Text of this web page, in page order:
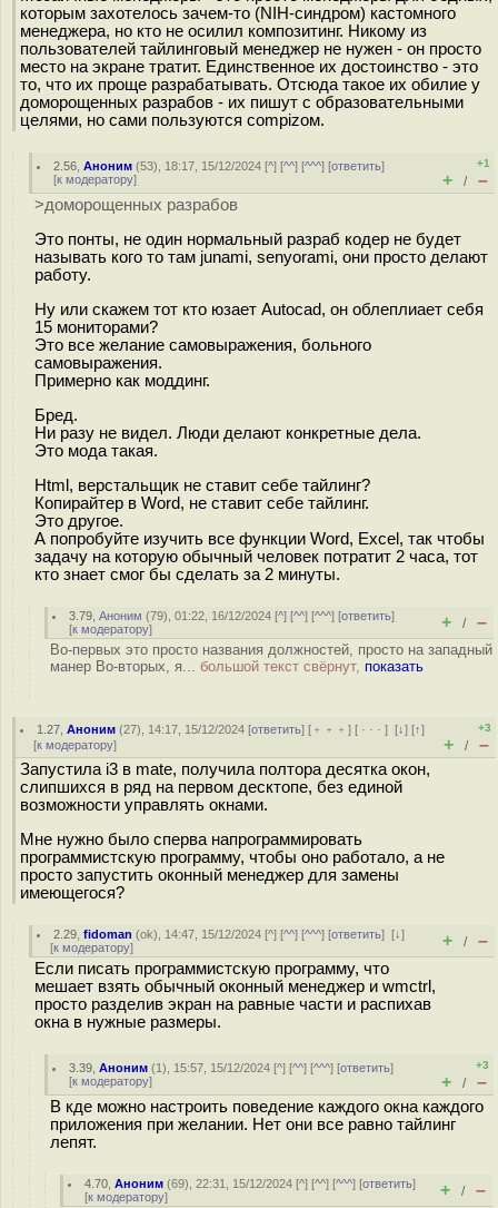
которым захотелось зачем-то (NIH-синдром) кастомного
менеджера, но кто не осилил композитинг. Никому из
пользователей тайлинговый менеджер не нужен - он просто
место на экране тратит. Единственное их достоинство - это
то, что их проще разрабатывать. Отсюда такое их обилие у
доморощенных разрабов - их пишут с образовательными
целями, но сами пользуются compizом.
2.56 ,Аноним (53), 18:17, 15/12/2024 [^] [^^] [^^^] [ответить]
[к модератору]
+1
+ / –
>доморощенных разрабов
Это понты, не один нормальный разраб кодер не будет
называть кого то там junami, senyorami, они просто делают
работу.
Ну или скажем тот кто юзает Autocad, он облеплиает себя
15 мониторами?
Это все желание самовыражения, больного
самовыражения.
Примерно как моддинг.
Бред.
Ни разу не видел. Люди делают конкретные дела.
Это мода такая.
Html, верстальщик не ставит себе тайлинг?
Копирайтер в Word, не ставит себе тайлинг.
Это другое.
А попробуйте изучить все функции Word, Excel, так чтобы
задачу на которую обычный человек потратит 2 часа, тот
кто знает смог бы сделать за 2 минуты.
3.79 ,Аноним (79), 01:22, 16/12/2024 [^] [^^] [^^^] [ответить]
[к модератору] + / –
Во-первых это просто названия должностей, просто на западный
манер Во-вторых, я... большой текст свёрнут, показать
1.27 ,Аноним (27), 14:17, 15/12/2024 [ответить] [ ﹢﹢﹢] [ · · ·][↓] [↑]
[к модератору]
+3
+ / –
Запустила i3 в mate, получила полтора десятка окон,
слипшихся в ряд на первом десктопе, без единой
возможности управлять окнами.
Мне нужно было сперва напрограммировать
программистскую программу, чтобы оно работало, а не
просто запустить оконный менеджер для замены
имеющегося?
2.29 ,fidoman (ok), 14:47, 15/12/2024 [^] [^^] [^^^] [ответить][↓]
[к модератору] + / –
Если писать программистскую программу, что
мешает взять обычный оконный менеджер и wmctrl,
просто разделив экран на равные части и распихав
окна в нужные размеры.
3.39 ,Аноним (1), 15:57, 15/12/2024 [^] [^^] [^^^] [ответить]
[к модератору]
+3
+ / –
В кде можно настроить поведение каждого окна каждого
приложения при желании. Нет они все равно тайлинг
лепят.
4.70 ,Аноним (69), 22:31, 15/12/2024 [^] [^^] [^^^] [ответить]
[к модератору] + / –